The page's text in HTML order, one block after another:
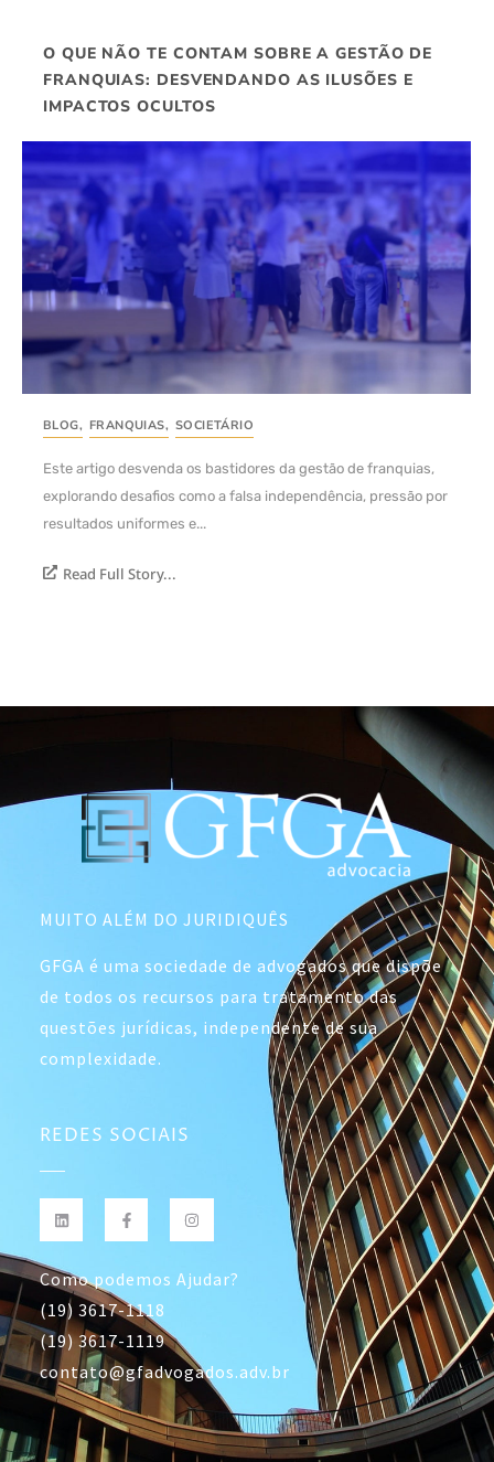
O QUE NÃO TE CONTAM SOBRE A GESTÃO DE
FRANQUIAS: DESVENDANDO AS ILUSÕES E
IMPACTOS OCULTOS
BLOG, FRANQUIAS, SOCIETÁRIO
Este artigo desvenda os bastidores da gestão de franquias,
explorando desafios como a falsa independência, pressão por
resultados uniformes e...
Read Full Story...
MUITO ALÉM DO JURIDIQUÊS
GFGA é uma sociedade de advogados que dispõe
de todos os recursos para tratamento das
questões jurídicas, independente de sua
complexidade.
REDES SOCIAIS
Como podemos Ajudar?
(19) 3617-1118
(19) 3617-1119
contato@gfadvogados.adv.br